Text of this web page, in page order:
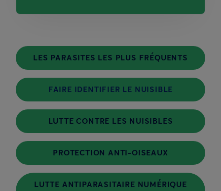
LES PARASITES LES PLUS FRÉQUENTS
FAIRE IDENTIFIER LE NUISIBLE
LUTTE CONTRE LES NUISIBLES
PROTECTION ANTI-OISEAUX
LUTTE ANTIPARASITAIRE NUMÉRIQUE